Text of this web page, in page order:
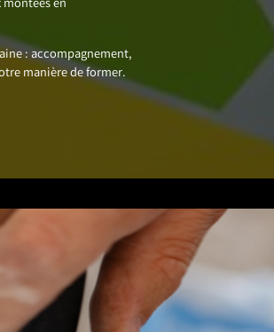
en
: accompagnement,
manière de former.